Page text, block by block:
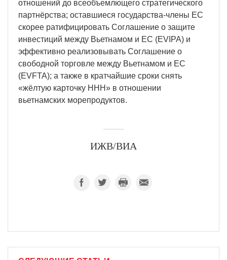
отношений до всеобъемлющего стратегического
партнёрства; оставшиеся государства-члены ЕС
скорее ратифицировать Соглашение о защите
инвестиций между Вьетнамом и ЕС (EVIPA) и
эффективно реализовывать Соглашение о
свободной торговле между Вьетнамом и ЕС
(EVFTA); а также в кратчайшие сроки снять
«жёлтую карточку ННН» в отношении
вьетнамских морепродуктов.
ИЖВ/ВИА